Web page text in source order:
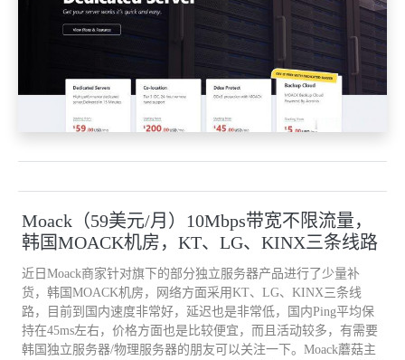
Moack（59美元/月）10Mbps带宽不限流量，
韩国MOACK机房，KT、LG、KINX三条线路
近日Moack商家针对旗下的部分独立服务器产品进行了少量补
货，韩国MOACK机房，网络方面采用KT、LG、KINX三条线
路，目前到国内速度非常好，延迟也是非常低，国内Ping平均保
持在45ms左右，价格方面也是比较便宜，而且活动较多，有需要
韩国独立服务器/物理服务器的朋友可以关注一下。Moack蘑菇主